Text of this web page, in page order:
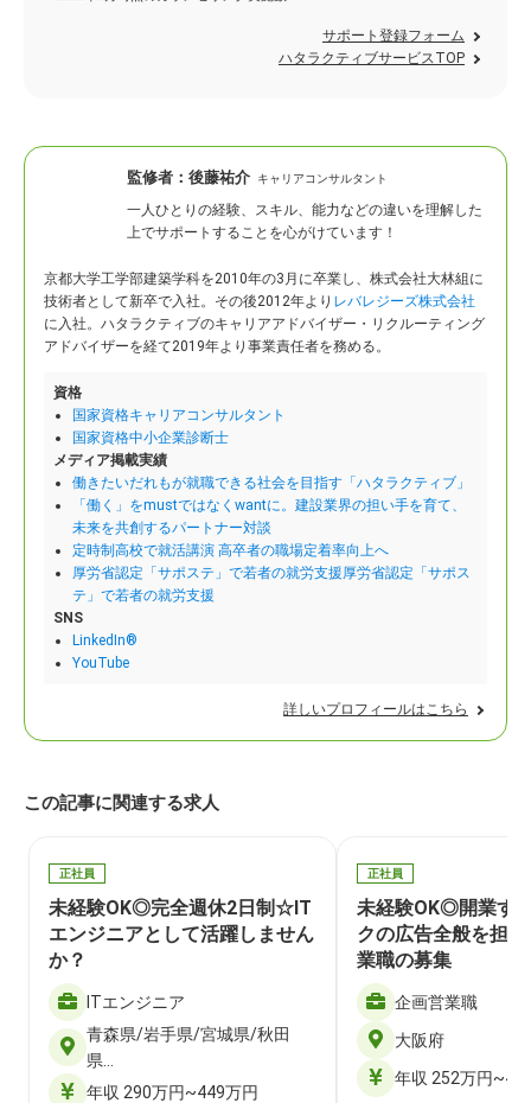
サポート登録フォーム
ハタラクティブサービスTOP
監修者： 後藤祐介 キャリアコンサルタント
一人ひとりの経験、スキル、能力などの違いを理解した
上でサポートすることを心がけています！
京都大学工学部建築学科を2010年の3月に卒業し、株式会社大林組に
技術者として新卒で入社。 その後2012年より レバレジーズ株式会社
に入社。ハタラクティブのキャリアアドバイザー・リクルーティング
アドバイザーを経て2019年より事業責任者を務める。
資格
国家資格キャリアコンサルタント
国家資格中小企業診断士
メディア掲載実績
働きたいだれもが就職できる社会を目指す「ハタラクティブ」
「働く」をmustではなくwantに。建設業界の担い手を育て、
未来を共創するパートナー対談
定時制高校で就活講演 高卒者の職場定着率向上へ
厚労省認定「サポステ」で若者の就労支援厚労省認定「サポス
テ」で若者の就労支援
SNS
LinkedIn®
YouTube
詳しいプロフィールはこちら
この記事に関連する求人
正社員
未経験OK◎完全週休2日制☆IT
エンジニアとして活躍しません
か？
ITエンジニア
青森県/岩手県/宮城県/秋田
県…
年収 290万円~449万円
正社員
未経験OK◎開業す
クの広告全般を担
業職の募集
企画営業職
大阪府
年収 252万円